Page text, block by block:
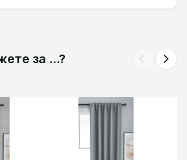
за ...? arrow_back_ios arrow_forward_ios